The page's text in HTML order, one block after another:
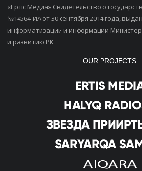
«Ертiс Медиа» Свидетельство о
№14564-ИА от 30 сентября 2014 года,
информатизации и информации
и развитию РК
OUR PROJECTS